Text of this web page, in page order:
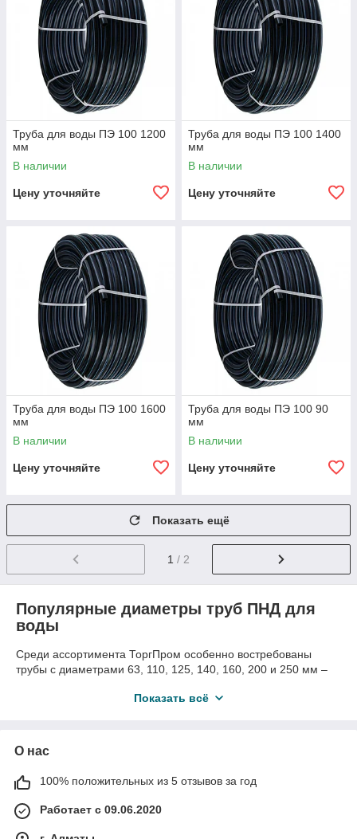
Труба для воды ПЭ 100 1200
мм
В наличии
Цену уточняйте
Труба для воды ПЭ 100 1400
мм
В наличии
Цену уточняйте
Труба для воды ПЭ 100 1600
мм
В наличии
Цену уточняйте
Труба для воды ПЭ 100 90
мм
В наличии
Цену уточняйте
Показать ещё
1 / 2
Популярные диаметры труб ПНД для
воды
Среди ассортимента ТоргПром особенно востребованы
трубы с диаметрами 63, 110, 125, 140, 160, 200 и 250 мм –
Диаметр 63 мм часто выбирают для дачных участков или
водопроводов, она выдерживает стандартное давление и
средних сетей в промышленных зонах, обеспечивая
хороший пропуск. Для крупных объектов идеальны 160 и 200
мм – они справляются с большим расходом, не теряя
герметичности. Ну а 250 мм – выбор для магистральных
линий, где требуется максимальная пропускная способность.
Показать всё
О нас
100% положительных из 5 отзывов за год
Работает с 09.06.2020